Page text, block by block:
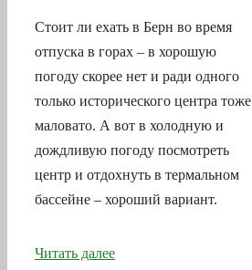
Стоит ли ехать в Берн во время
отпуска в горах – в хорошую
погоду скорее нет и ради одного
только исторического центра тоже
маловато. А вот в холодную и
дождливую погоду посмотреть
центр и отдохнуть в термальном
бассейне – хороший вариант.
Читать далее